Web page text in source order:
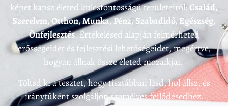
képet kapsz életed kulcsfontosságú területeiről: Család,
Szerelem, Otthon, Munka, Pénz, Szabadidő, Egészség,
Önfejlesztés. Értékelésed alapján felmérheted
erősségeidet és fejlesztési lehetőségeidet, megértve,
hogyan állnak össze életed mozaikjai.
Töltsd ki a tesztet, hogy tisztábban lásd, hol állsz, és
iránytűként szolgáljon személyes fejlődésedhez.